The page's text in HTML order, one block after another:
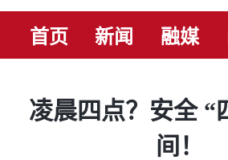
首页 新闻 融媒
凌晨四点？安全 “
间！